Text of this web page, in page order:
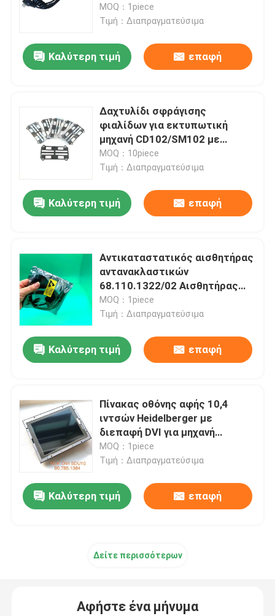
αποστολή
MOQ：1piece
Τιμή：Διαπραγματεύσιμα
Καλύτερη τιμή επαφή
Δαχτυλίδι σφράγισης
φιαλίδων για εκτυπωτική
μηχανή CD102/SM102 με
σκουπίδια/πλαστικό υλικό και
ταχεία αποστολή
MOQ：10piece
Τιμή：Διαπραγματεύσιμα
Καλύτερη τιμή επαφή
Αντικαταστατικός αισθητήρας
αντανακλαστικών
68.110.1322/02 Αισθητήρας
εμπρόσθιας τοποθέτησης για
εκτυπωτή SM102 MO
MOQ：1piece
Τιμή：Διαπραγματεύσιμα
Καλύτερη τιμή επαφή
Πίνακας οθόνης αφής 10,4
ιντσών Heidelberger με
διεπαφή DVI για μηχανή
εκτύπωσης PM52
MOQ：1piece
Τιμή：Διαπραγματεύσιμα
Καλύτερη τιμή επαφή
Δείτε περισσότερων
Αφήστε ένα μήνυμα